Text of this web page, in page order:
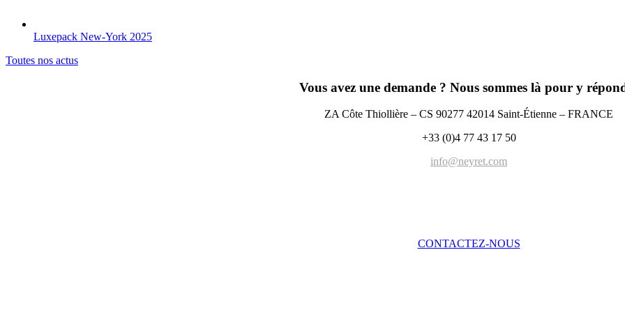
Luxepack New-York 2025
Toutes nos actus
Vous avez une demande ? Nous sommes là pour y
ZA Côte Thiollière – CS 90277 42014 Saint-Étienne – FRANCE
+33 (0)4 77 43 17 50
info@neyret.com
CONTACTEZ-NOUS